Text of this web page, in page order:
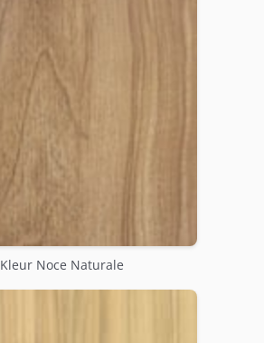
Kleur Noce Naturale